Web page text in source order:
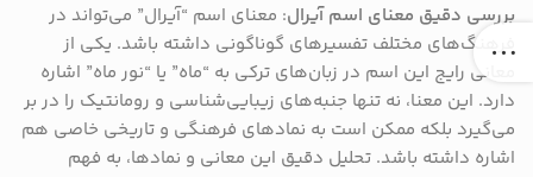
بررسی دقیق معنای اسم آیرال: معنای اسم “آیرال” می‌تواند در
فرهنگ‌های مختلف تفسیرهای گوناگونی داشته باشد. یکی از
معانی رایج این اسم در زبان‌های ترکی به “ماه” یا “نور ماه” اشاره
دارد. این معنا، نه تنها جنبه‌های زیبایی‌شناسی و رومانتیک را در بر
می‌گیرد بلکه ممکن است به نمادهای فرهنگی و تاریخی خاصی هم
اشاره داشته باشد. تحلیل دقیق این معانی و نمادها، به فهم